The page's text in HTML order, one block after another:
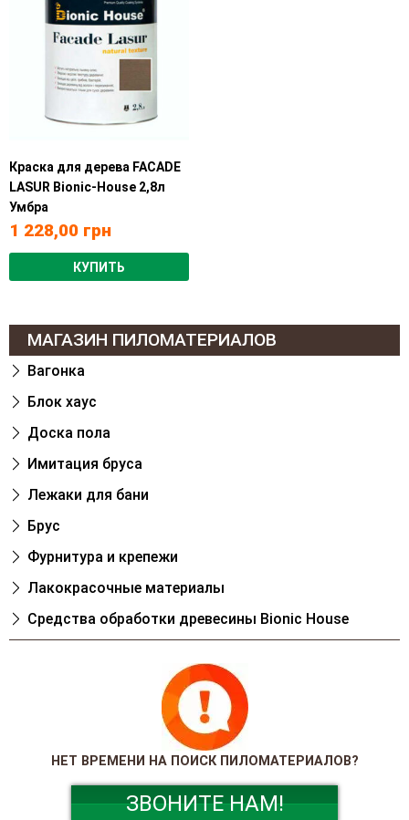
Краска для дерева FACADE
LASUR Bionic-House 2,8л
Умбра
1 228,00 грн
КУПИТЬ
МАГАЗИН ПИЛОМАТЕРИАЛОВ
Вагонка
Блок хаус
Доска пола
Имитация бруса
Лежаки для бани
Брус
Фурнитура и крепежи
Лакокрасочные материалы
Cредства обработки древесины Bionic House
НЕТ ВРЕМЕНИ НА ПОИСК ПИЛОМАТЕРИАЛОВ?
ЗВОНИТЕ НАМ!